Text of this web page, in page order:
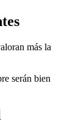
más la
serán bien